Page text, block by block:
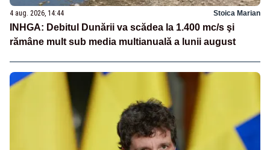
4 aug. 2026, 14:44 Stoica Marian
INHGA: Debitul Dunării va scădea la 1.400 mc/s şi
rămâne mult sub media multianuală a lunii august